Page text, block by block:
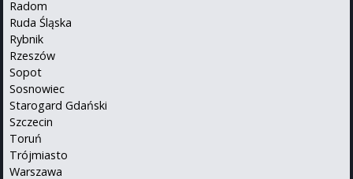
Radom
Ruda Śląska
Rybnik
Rzeszów
Sopot
Sosnowiec
Starogard Gdański
Szczecin
Toruń
Trójmiasto
Warszawa